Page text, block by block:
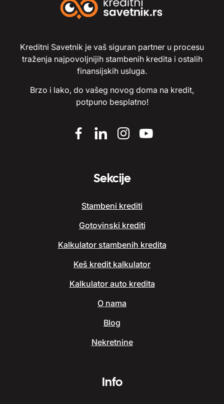
Kreditni Savetnik je vaš siguran partner u procesu
traženja najpovoljnijih stambenih kredita i ostalih
finansijskih usluga.
Brzo i lako, do vašeg novog doma na kredit,
potpuno besplatno!
Sekcije
Stambeni krediti
Gotovinski krediti
Kalkulator stambenih kredita
Keš kredit kalkulator
Kalkulator auto kredita
O nama
Blog
Nekretnine
Info